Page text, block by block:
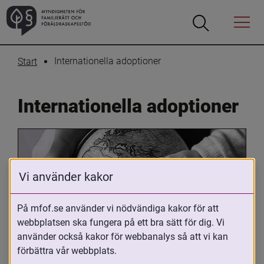
Öppna
Öppna
Menyn
Start Internationella adoptioner
Internationella adoptioner
Oavsett om du är adopterad,
adoptivförälder eller arbetar med
Vi använder kakor
På mfof.se använder vi nödvändiga kakor för att
webbplatsen ska fungera på ett bra sätt för dig. Vi
använder också kakor för webbanalys så att vi kan
förbättra vår webbplats.